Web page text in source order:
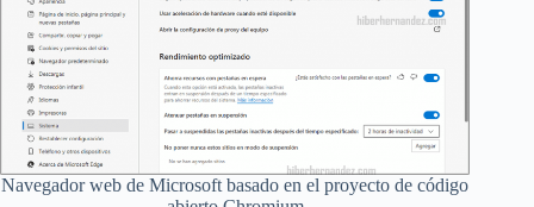
Navegador web de Microsoft basado en el proyecto de código